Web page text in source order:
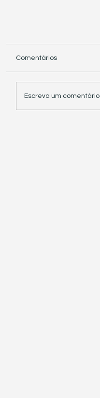
Comentários
Escreva um comentário